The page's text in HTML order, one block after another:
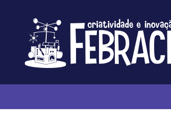
Logo
FEBRACE